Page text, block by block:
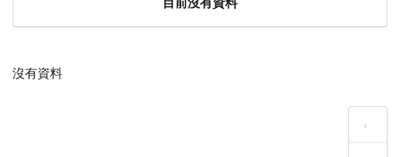
沒有資料
‹